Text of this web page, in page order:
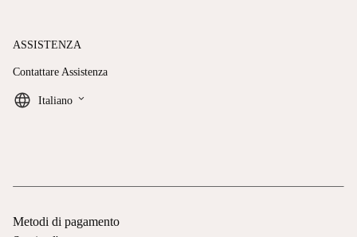
ASSISTENZA
Contattare Assistenza
Italiano keyboard_arrow_down
Metodi di pagamento